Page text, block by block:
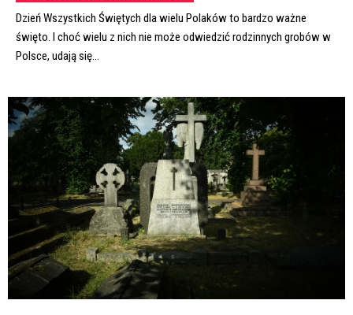
Dzień Wszystkich Świętych dla wielu Polaków to bardzo ważne
święto. I choć wielu z nich nie może odwiedzić rodzinnych grobów w
Polsce, udają się...